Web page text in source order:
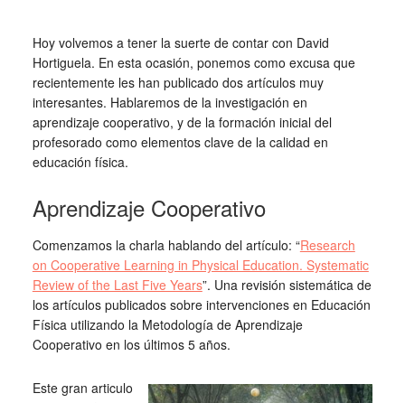
Hoy volvemos a tener la suerte de contar con David
Hortiguela. En esta ocasión, ponemos como excusa que
recientemente les han publicado dos artículos muy
interesantes. Hablaremos de la investigación en
aprendizaje cooperativo, y de la formación inicial del
profesorado como elementos clave de la calidad en
educación física.
Aprendizaje Cooperativo
Comenzamos la charla hablando del artículo: “Research
on Cooperative Learning in Physical Education. Systematic
Review of the Last Five Years”. Una revisión sistemática de
los artículos publicados sobre intervenciones en Educación
Física utilizando la Metodología de Aprendizaje
Cooperativo en los últimos 5 años.
Este gran articulo